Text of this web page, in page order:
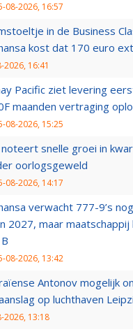
08-2026, 16:57
in de Business
kost dat 170 euro
2026, 16:41
Pacific ziet levering
maanden vertraging
08-2026, 15:25
noteert snelle groei in
oorlogsgeweld
08-2026, 14:17
verwacht 777-9’s
2027, maar
08-2026, 13:42
Antonov mogelijk
op luchthaven
2026, 13:18